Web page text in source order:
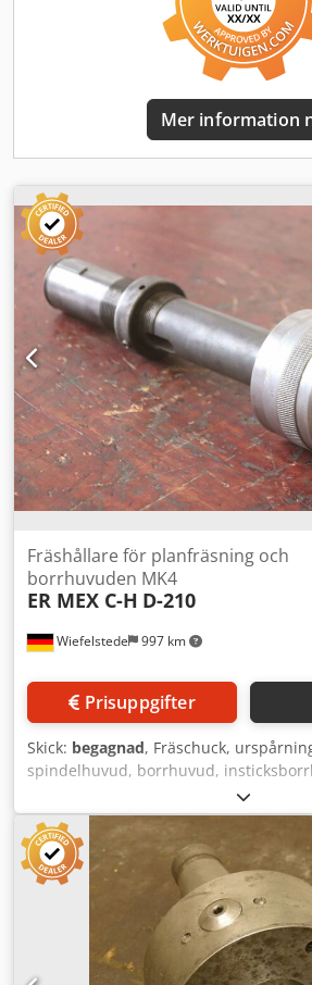
Mer information
Wiefelstede 997 km
Fräshållare för planfräsning och
borrhuvuden MK4
ER MEX C-H D-210
Prisuppgifter
Skick: begagnad, Fräschuck,
spindelhuvud, borrhuvud,
instickshuvud, spindelborrhuvud,
universalborrhuvud,
plan- och upprymningshuvuden -
fräschuck plan- och
Eepfx Acgewa -Typ: D-210 -Mått: Ø 96